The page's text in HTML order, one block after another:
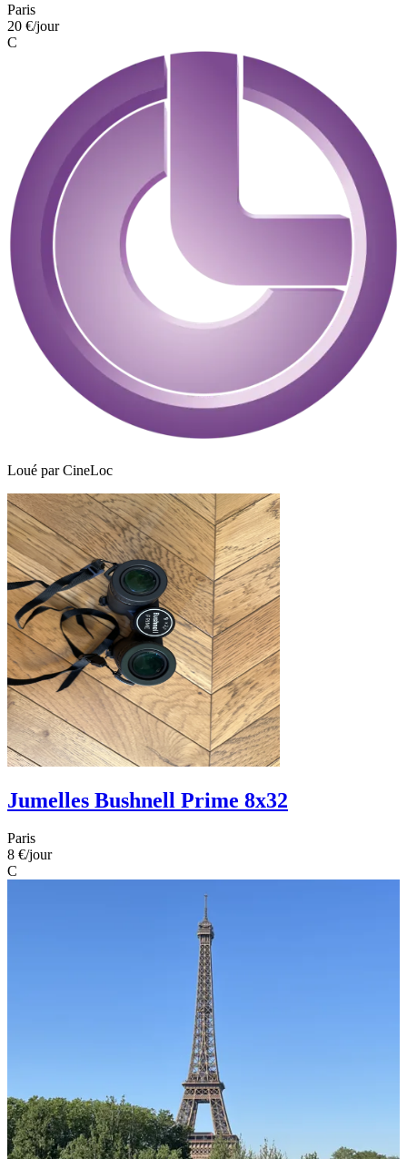
Paris
20 €/jour
C
Loué parCineLoc
Jumelles Bushnell Prime 8x32
Paris
8 €/jour
C